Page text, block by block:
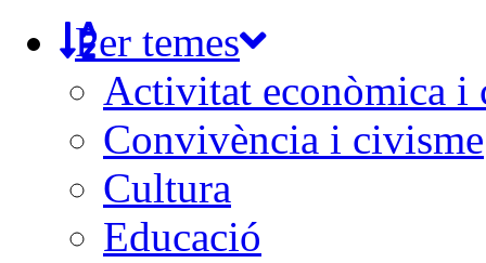
Per temes
Activitat econòmica i
Convivència i civisme
Cultura
Educació